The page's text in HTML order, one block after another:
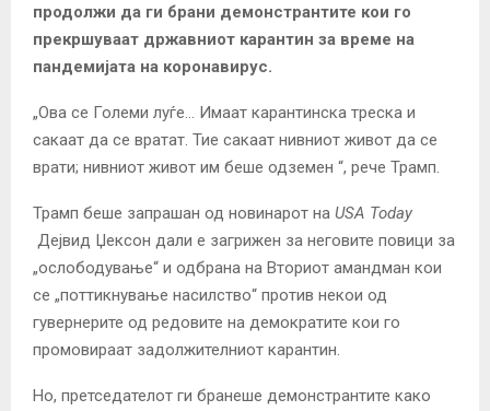
продолжи да ги брани демонстрантите кои го
прекршуваат државниот карантин за време на
пандемијата на коронавирус.
„Ова се Големи луѓе… Имаат карантинска треска и
сакаат да се вратат. Тие сакаат нивниот живот да се
врати; нивниот живот им беше одземен “, рече Трамп.
Трамп беше запрашан од новинарот на USA Today
Дејвид Џексон дали е загрижен за неговите повици за
„ослободување“ и одбрана на Вториот амандман кои
се „поттикнување насилство“ против некои од
гувернерите од редовите на демократите кои го
промовираат задолжителниот карантин.
Но, претседателот ги бранеше демонстрантите како